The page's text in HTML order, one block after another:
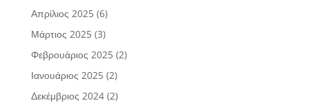
Απρίλιος 2025(6)
Μάρτιος 2025(3)
Φεβρουάριος 2025(2)
Ιανουάριος 2025(2)
Δεκέμβριος 2024(2)